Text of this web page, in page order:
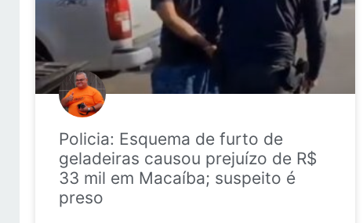
Policia: Esquema de furto de
geladeiras causou prejuízo de R$
33 mil em Macaíba; suspeito é
preso